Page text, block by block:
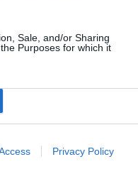
Sale, and/or Sharing
Purposes for which it
Privacy Policy